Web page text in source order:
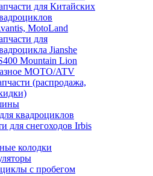
для Китайских
MotoLand
для
Jianshe
Mountain Lion
МОТО/ATV
(распродажа,
квадроциклов
для снегоходов Irbis
колодки
с пробегом